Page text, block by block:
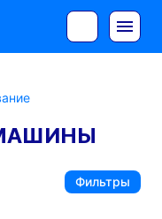
Фильтры